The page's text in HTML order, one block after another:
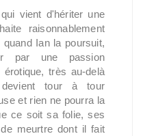
vient d'hériter une
raisonnablement
Ian la poursuit,
par une passion
très au-delà
tour à tour
et rien ne pourra la
ce soit sa folie, ses
meurtre dont il fait